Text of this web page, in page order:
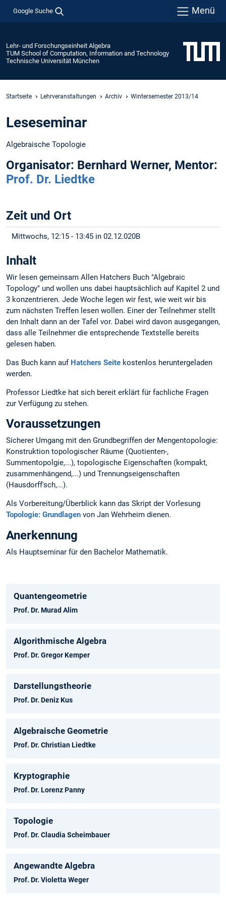
Google Suche Menü
Lehr- und Forschungseinheit Algebra
TUM School of Computation, Information and Technology
Technische Universität München
Startseite Lehrveranstaltungen Archiv Wintersemester 2013/14
Leseseminar
Algebraische Topologie
Organisator: Bernhard Werner, Mentor:
Prof. Dr. Liedtke
Zeit und Ort
Mittwochs, 12:15 - 13:45 in 02.12.020B
Inhalt
Wir lesen gemeinsam Allen Hatchers Buch "Algebraic
Topology" und wollen uns dabei hauptsächlich auf Kapitel 2 und
3 konzentrieren. Jede Woche legen wir fest, wie weit wir bis
zum nächsten Treffen lesen wollen. Einer der Teilnehmer stellt
den Inhalt dann an der Tafel vor. Dabei wird davon ausgegangen,
dass alle Teilnehmer die entsprechende Textstelle bereits
gelesen haben.
Das Buch kann auf Hatchers Seite kostenlos heruntergeladen
werden.
Professor Liedtke hat sich bereit erklärt für fachliche Fragen
zur Verfügung zu stehen.
Voraussetzungen
Sicherer Umgang mit den Grundbegriffen der Mengentopologie:
Konstruktion topologischer Räume (Quotienten-,
Summentopolgie,...), topologische Eigenschaften (kompakt,
zusammenhängend,...) und Trennungseigenschaften
(Hausdorff'sch,...).
Als Vorbereitung/Überblick kann das Skript der Vorlesung
Topologie: Grundlagen von Jan Wehrheim dienen.
Anerkennung
Als Hauptseminar für den Bachelor Mathematik.
Quantengeometrie
Prof. Dr. Murad Alim
Algorithmische Algebra
Prof. Dr. Gregor Kemper
Darstellungstheorie
Prof. Dr. Deniz Kus
Algebraische Geometrie
Prof. Dr. Christian Liedtke
Kryptographie
Prof. Dr. Lorenz Panny
Topologie
Prof. Dr. Claudia Scheimbauer
Angewandte Algebra
Prof. Dr. Violetta Weger